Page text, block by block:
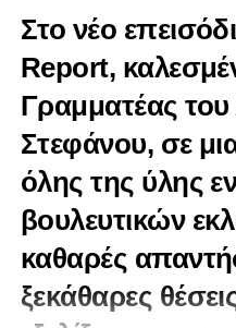
Στο νέο
Report,
Γραμματέας
Στεφάνου, σε
όλης της ύλης
βουλευτικών
καθαρές
ξεκάθαρες